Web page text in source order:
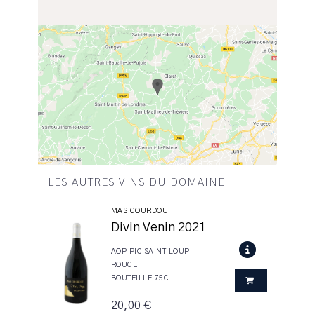
LES AUTRES VINS DU DOMAINE
MAS GOURDOU
Divin Venin 2021
AOP PIC SAINT LOUP
ROUGE
BOUTEILLE 75CL
20,00 €